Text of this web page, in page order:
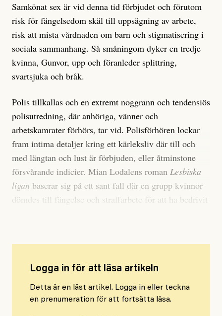
Samkönat sex är vid denna tid förbjudet och förutom
risk för fängelsedom skäl till uppsägning av arbete,
risk att mista vårdnaden om barn och stigmatisering i
sociala sammanhang. Så småningom dyker en tredje
kvinna, Gunvor, upp och föranleder splittring,
svartsjuka och bråk.
Polis tillkallas och en extremt noggrann och tendensiös
polisutredning, där anhöriga, vänner och
arbetskamrater förhörs, tar vid. Polisförhören lockar
fram intima detaljer kring ett kärleksliv där till och
med längtan och lust är förbjuden, eller åtminstone
försvårande indicier. Mian Lodalens roman Lesbiska
ligan baserar sig på ett sant fall där en grupp kvinnor
dömdes till fängelse och straffarbete för att ha bedrivit
Logga in för att läsa artikeln
Detta är en låst artikel. Logga in eller teckna
en prenumeration för att fortsätta läsa.